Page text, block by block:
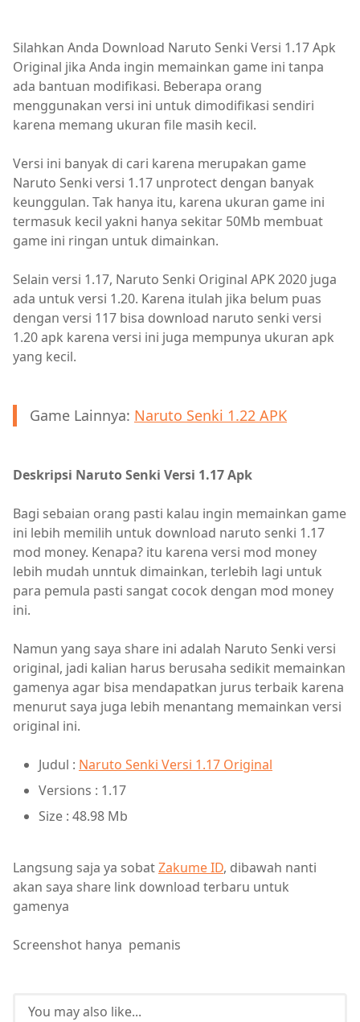
Silahkan Anda Download Naruto Senki Versi 1.17 Apk
Original jika Anda ingin memainkan game ini tanpa
ada bantuan modifikasi. Beberapa orang
menggunakan versi ini untuk dimodifikasi sendiri
karena memang ukuran file masih kecil.
Versi ini banyak di cari karena merupakan game
Naruto Senki versi 1.17 unprotect dengan banyak
keunggulan. Tak hanya itu, karena ukuran game ini
termasuk kecil yakni hanya sekitar 50Mb membuat
game ini ringan untuk dimainkan.
Selain versi 1.17, Naruto Senki Original APK 2020 juga
ada untuk versi 1.20. Karena itulah jika belum puas
dengan versi 117 bisa download naruto senki versi
1.20 apk karena versi ini juga mempunya ukuran apk
yang kecil.
Game Lainnya: Naruto Senki 1.22 APK
Deskripsi Naruto Senki Versi 1.17 Apk
Bagi sebaian orang pasti kalau ingin memainkan game
ini lebih memilih untuk download naruto senki 1.17
mod money. Kenapa? itu karena versi mod money
lebih mudah unntuk dimainkan, terlebih lagi untuk
para pemula pasti sangat cocok dengan mod money
ini.
Namun yang saya share ini adalah Naruto Senki versi
original, jadi kalian harus berusaha sedikit memainkan
gamenya agar bisa mendapatkan jurus terbaik karena
menurut saya juga lebih menantang memainkan versi
original ini.
Judul : Naruto Senki Versi 1.17 Original
Versions : 1.17
Size : 48.98 Mb
Langsung saja ya sobatZakume ID, dibawah nanti
akan saya share link download terbaru untuk
gamenya
Screenshot hanya pemanis
You may also like...